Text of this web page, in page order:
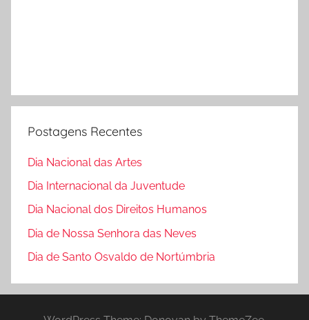
Postagens Recentes
Dia Nacional das Artes
Dia Internacional da Juventude
Dia Nacional dos Direitos Humanos
Dia de Nossa Senhora das Neves
Dia de Santo Osvaldo de Nortúmbria